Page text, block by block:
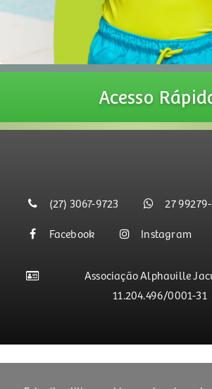
Acesso
(27) 3067-9723 27
Facebook Instagram
Associação Alphaville
11.204.496/0001-31